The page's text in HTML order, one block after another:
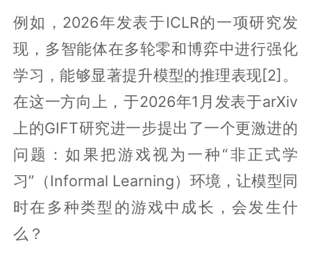
例如，2026年发表于ICLR的一项研究发
现，多智能体在多轮零和博弈中进行强化
学习，能够显著提升模型的推理表现[2]。
在这一方向上，于2026年1月发表于arXiv
上的GIFT研究进一步提出了一个更激进的
问题：如果把游戏视为一种“非正式学
习”（Informal Learning）环境，让模型同
时在多种类型的游戏中成长，会发生什
么？